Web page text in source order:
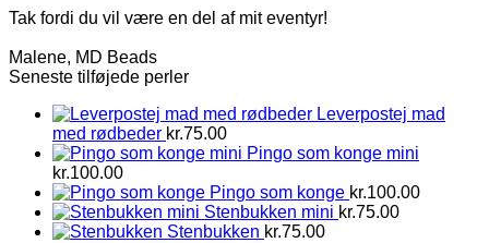
Tak fordi du vil være en del af mit eventyr!
Malene, MD Beads
Seneste tilføjede perler
Leverpostej mad
med rødbeder kr.75.00
Pingo som konge mini
kr.100.00
Pingo som konge kr.100.00
Stenbukken mini kr.75.00
Stenbukken kr.75.00